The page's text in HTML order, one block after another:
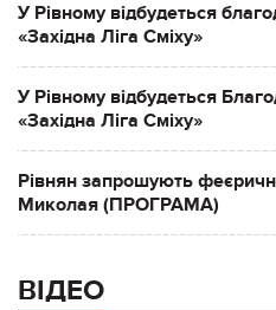
У Рівному відбудеться
«Західна Ліга Сміху»
У Рівному відбудеться
«Західна Ліга Сміху»
Рівнян запрошують
Миколая (ПРОГРАМА)
ВІДЕО